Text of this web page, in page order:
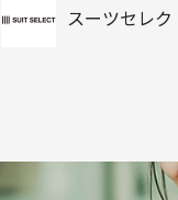
スーツセレク